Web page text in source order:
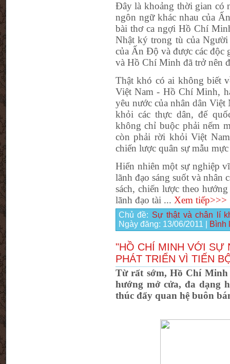
Đây là khoảng thời gian có
ngôn ngữ khác nhau của
bài thơ ca ngợi Hồ Chí
Nhật ký trong tù của
của Ấn Độ và được các độc
và Hồ Chí Minh đã trở nên
Thật khó có ai không biết
Việt Nam - Hồ Chí Minh,
yêu nước của nhân dân
khỏi các thực dân, đế
không chỉ buộc phải nếm
còn phải rời khỏi Việt
chiến lược quân sự mẫu
Hiển nhiên một sự nghiệp
lãnh đạo sáng suốt và
sách, chiến lược theo
lãnh đạo tài ... Xem tiếp>>>
Chủ đề: Sự thật và chân lí
Ngày đăng: 13/06/2011 Bình
"HỒ CHÍ MINH VỚI SỰ
PHÁT TRIỂN VÌ TIẾN
Từ rất sớm, Hồ Chí Minh
hướng mở cửa, đa dạng
thúc đẩy quan hệ buôn